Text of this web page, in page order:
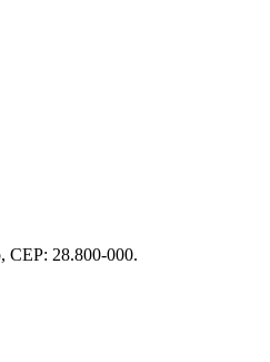
CEP: 28.800-000.